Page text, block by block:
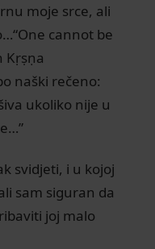
moje srce, ali
cannot be
Kṛṣṇa
naški rečeno:
ukoliko nije u
svidjeti, i u kojoj
sam siguran da
joj malo